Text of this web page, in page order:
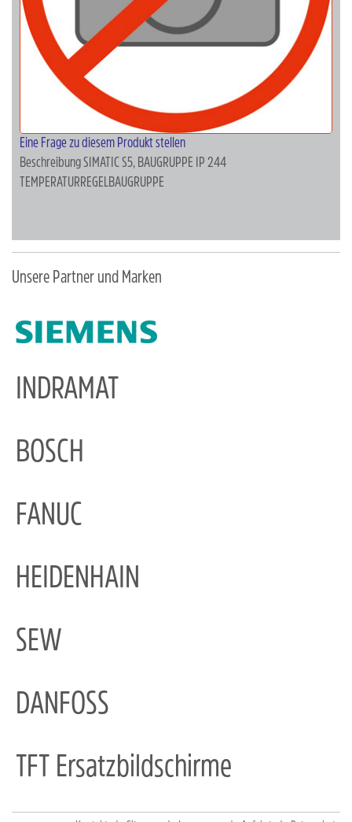
Eine Frage zu diesem Produkt stellen
BeschreibungSIMATIC S5, BAUGRUPPE IP 244
TEMPERATURREGELBAUGRUPPE
Unsere Partner und Marken
INDRAMAT
BOSCH
FANUC
HEIDENHAIN
SEW
DANFOSS
TFT Ersatzbildschirme